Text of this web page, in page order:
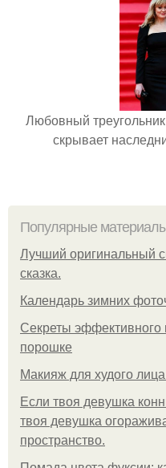
Любовный
скрывает
Популярные
Лучший оригинальный
сказка.
Календарь зимних
Секреты эффективного
порошке
Макияж для худого
Если твоя девушка
твоя девушка
пространство.